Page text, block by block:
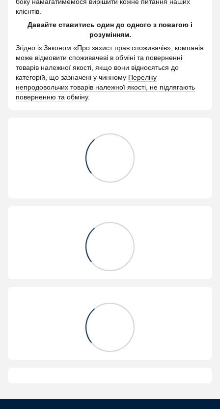
клієнтів.
Давайте ставитись один до одного з повагою і
розумінням.
Згідно із Законом «Про захист прав споживачів» , компанія
може відмовити споживачеві в обміні та поверненні
товарів належної якості, якщо вони відносяться до
категорій, що зазначені у чинному Переліку
непродовольчих товарів належної якості, не підлягають
поверненню та обміну.